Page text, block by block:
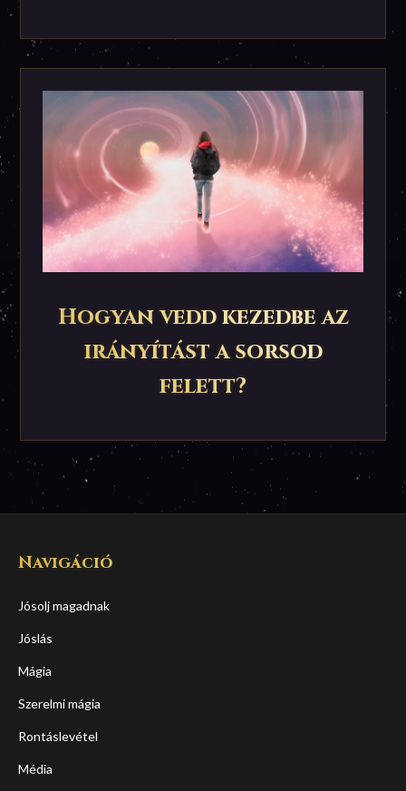
Hogyan vedd kezedbe az
irányítást a sorsod
felett?
Navigáció
Jósolj magadnak
Jóslás
Mágia
Szerelmi mágia
Rontáslevétel
Média